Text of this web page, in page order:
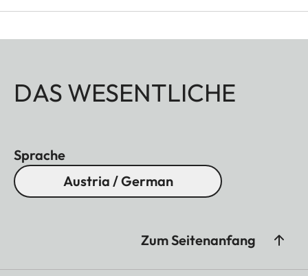
DAS WESENTLICHE
Sprache
Austria / German
Zum Seitenanfang